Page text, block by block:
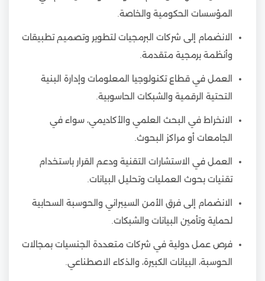
المؤسسات الحكومية والخاصة.
الانضمام إلى شركات البرمجيات لتطوير وتصميم تطبيقات
وأنظمة برمجية متقدمة.
العمل في قطاع تكنولوجيا المعلومات وإدارة البنية
التحتية الرقمية والشبكات الحاسوبية.
الانخراط في البحث العلمي والأكاديمي، سواء في
الجامعات أو مراكز البحوث.
العمل في الاستشارات التقنية ودعم القرار باستخدام
تقنيات بحوث العمليات وتحليل البيانات.
الانضمام إلى فرق الأمن السيبراني والحوسبة السحابية
لحماية وتأمين البيانات والشبكات.
فرص عمل دولية في شركات متعددة الجنسيات بمجالات
الحوسبة، البيانات الكبيرة، والذكاء الاصطناعي.